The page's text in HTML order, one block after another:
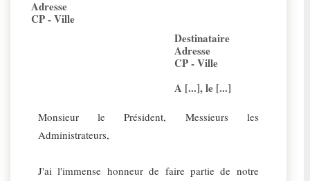
Adresse
CP - Ville
Destinataire
Adresse
CP - Ville
A [...], le [...]
Monsieur le Président, Messieurs les
Administrateurs,
J'ai l'immense honneur de faire partie de notre